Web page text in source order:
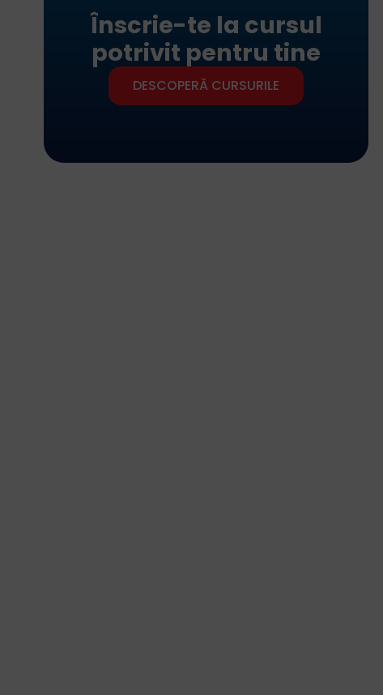
Înscrie-te la cursul
potrivit pentru tine
DESCOPERĂ CURSURILE